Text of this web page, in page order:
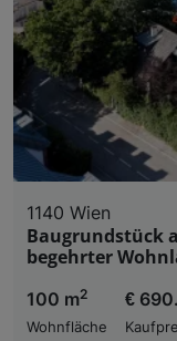
1140 Wien
Baugrundstück
begehrter
100 m2
Wohnfläche
€